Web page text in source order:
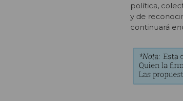
política,
y de
continuará